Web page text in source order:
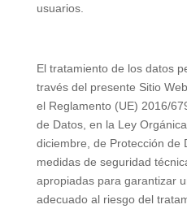
usuarios.
El tratamiento de los datos
través del presente Sitio
el Reglamento (UE) 2016/
de Datos, en la Ley
diciembre, de Protección de
medidas de seguridad
apropiadas para garantizar
adecuado al riesgo del